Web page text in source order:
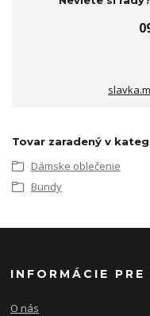
Tovar zaradený v
Dámske oblečenie
Bundy
INFORMÁCIE
O nás